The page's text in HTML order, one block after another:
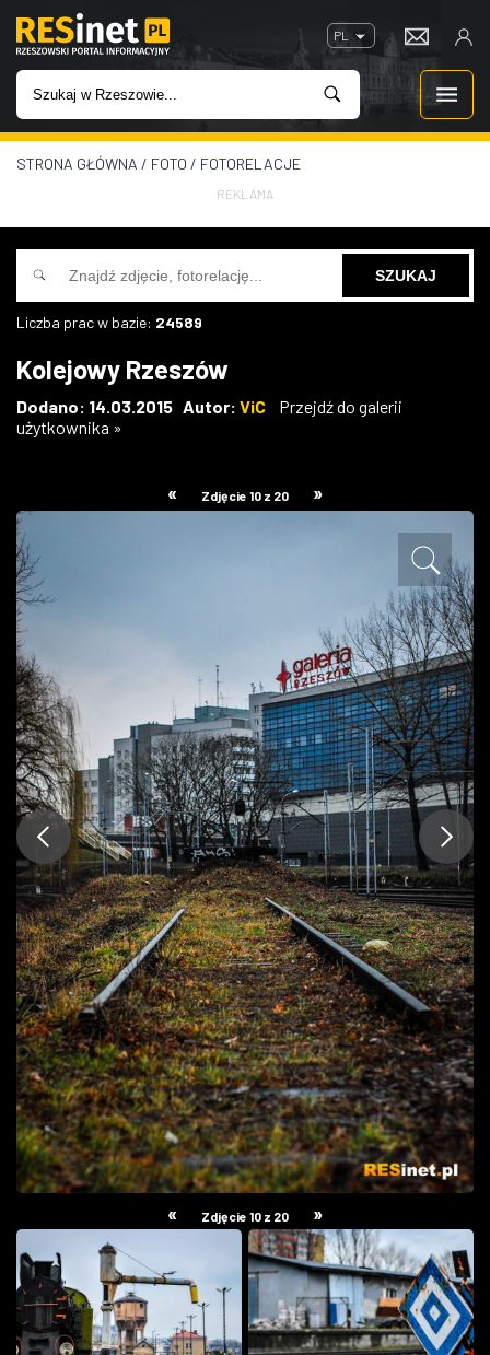
PL
WIADOMOŚCI
INWESTYCJE
IMPREZY
W KINACH
ZDJĘCIA
W RZESZOWIE
STRONA GŁÓWNA / FOTO / FOTORELACJE
REKLAMA
Liczba prac w bazie: 24589
Kolejowy Rzeszów
Dodano: 14.03.2015 Autor: ViC
Przejdź do galerii
użytkownika »
« Zdjęcie 10 z 20 »
« Zdjęcie 10 z 20 »